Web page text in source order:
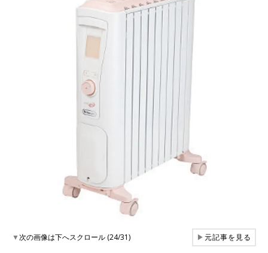
▼次の画像は下へスクロール (24/31) ▶元記事を見る